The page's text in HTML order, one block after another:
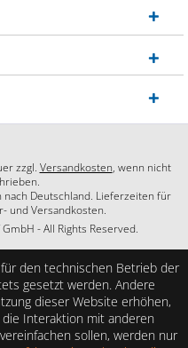
zzgl. Versandkosten, wenn nicht
Deutschland. Lieferzeiten für
und Versandkosten.
- All Rights Reserved.
den technischen Betrieb der
gesetzt werden. Andere
dieser Website erhöhen,
Interaktion mit anderen
sollen, werden nur